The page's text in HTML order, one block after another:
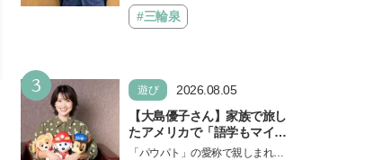
えるゲームしながら受験で勝
つためのメソッド
言し、子どもとトラブルになる家
庭は多いもの。でも…
#三輪泉
3 遊び
2026.08.05
【大島優子さん】家族で旅し
たアメリカで「語学もマイン
ドも！ 子どもの成長はすごか
「パウパト」の愛称で親しまれる